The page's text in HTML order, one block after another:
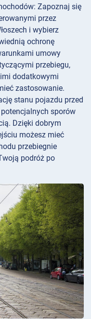
Zapoznaj się
przez
i wybierz
ochronę
umowy
przebiegu,
dodatkowymi
zastosowanie.
stanu pojazdu przed
sporów
Dzięki dobrym
możesz mieć
przebiegnie
podróż po